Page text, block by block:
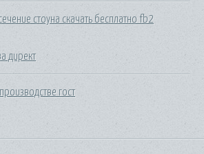
стоуна скачать бесплатно fb2
директ
гост